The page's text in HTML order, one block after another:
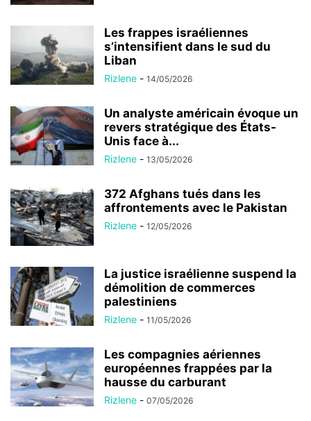
Les frappes israéliennes
s’intensifient dans le sud du
Liban
Rizlene - 14/05/2026
Un analyste américain évoque un
revers stratégique des États-
Unis face à...
Rizlene - 13/05/2026
372 Afghans tués dans les
affrontements avec le Pakistan
Rizlene - 12/05/2026
La justice israélienne suspend la
démolition de commerces
palestiniens
Rizlene - 11/05/2026
Les compagnies aériennes
européennes frappées par la
hausse du carburant
Rizlene - 07/05/2026